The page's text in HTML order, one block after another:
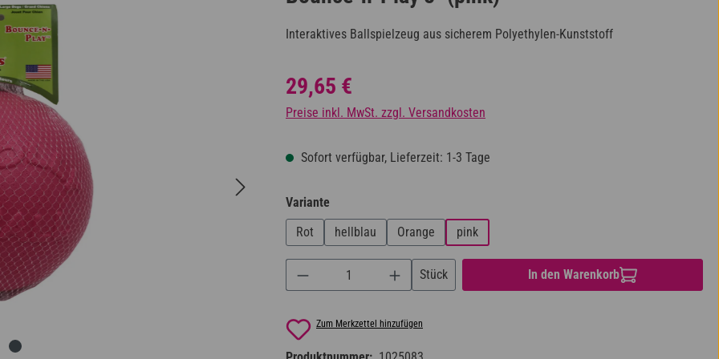
Interaktives Ballspielzeug aus sicherem Polyethylen-Kunststoff
Regulärer Preis:
29,65 €
Preise inkl. MwSt. zzgl. Versandkosten
Sofort verfügbar, Lieferzeit: 1-3 Tage
Variante
Rot
hellblau Orange pink
Produkt Anzahl: Gib den gewünschten Wert ein oder
Stück In den Warenkorb
Zum Merkzettel hinzufügen